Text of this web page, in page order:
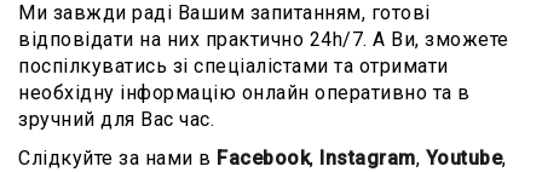
Ми завжди раді Вашим запитанням, готові
відповідати на них практично 24h/7. А Ви, зможете
поспілкуватись зі спеціалістами та отримати
необхідну інформацію онлайн оперативно та в
зручний для Вас час.
Слідкуйте за нами в Facebook, Instagram, Youtube,